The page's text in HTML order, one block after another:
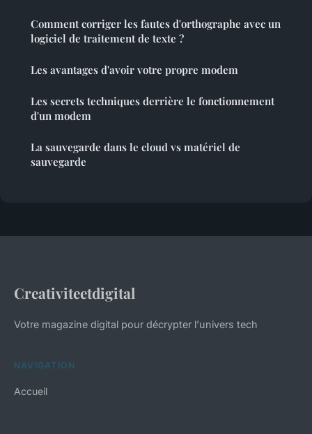
Comment corriger les fautes d'orthographe avec un
logiciel de traitement de texte ?
Les avantages d'avoir votre propre modem
Les secrets techniques derrière le fonctionnement
d'un modem
La sauvegarde dans le cloud vs matériel de
sauvegarde
Creativiteetdigital
Votre magazine digital pour décrypter l'univers tech
NAVIGATION
Accueil